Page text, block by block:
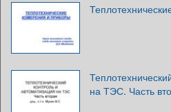
на ТЭС. Часть